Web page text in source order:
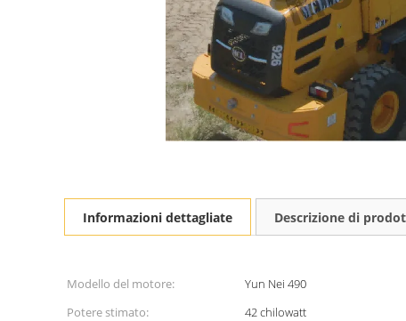
Informazioni dettagliate Descrizione di
Modello del motore: Yun Nei 490
Potere stimato:
42 chilowatt